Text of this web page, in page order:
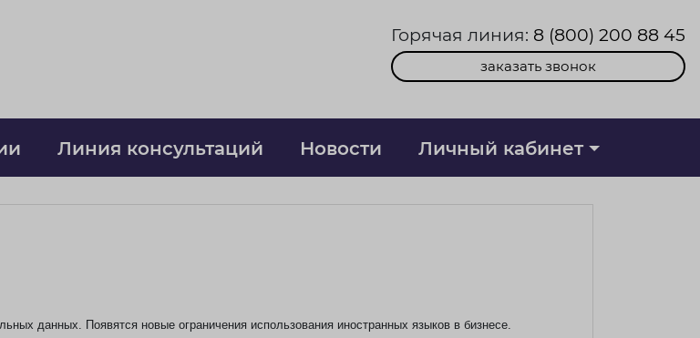
Горячая линия: 8 (800) 200 88 45
заказать звонок
Линия консультаций Новости Личный кабинет
данных. Появятся новые ограничения использования иностранных языков в бизнесе.